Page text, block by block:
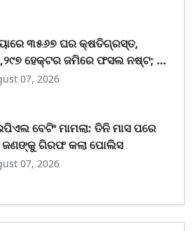
୩୫୬୭ ଘର କ୍ଷତିଗ୍ରସ୍ତ,
ହେକ୍ଟର ଜମିରେ ଫସଲ ନଷ୍ଟ; ତିନି
ଆସିନି କ୍ଷୟକ୍ଷତି ରିପୋର୍ଟ
07, 2026
ବେଟିଂ ମାମଲା: ତିନି ମାସ ପରେ
ଗିରଫ କଲା ପୋଲିସ
07, 2026